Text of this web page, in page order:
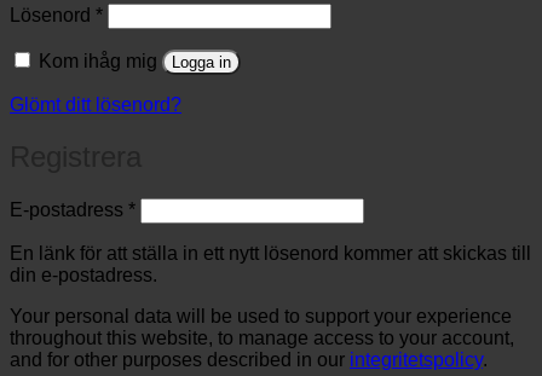
Lösenord *Obligatoriskt
Kom ihåg mig Logga in
Glömt ditt lösenord?
E-postadress *Obligatoriskt
En länk för att ställa in ett nytt lösenord kommer att skickas till
din e-postadress.
Your personal data will be used to support your experience
throughout this website, to manage access to your account,
and for other purposes described in our integritetspolicy.